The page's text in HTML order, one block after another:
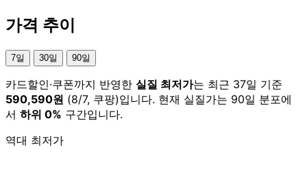
가격 추이
7일 30일 90일
카드할인·쿠폰까지 반영한 실질 최저가는 최근 37일 기준
590,590원 (8/7, 쿠팡)입니다. 현재 실질가는 90일 분포에
서 하위 0% 구간입니다.
역대 최저가